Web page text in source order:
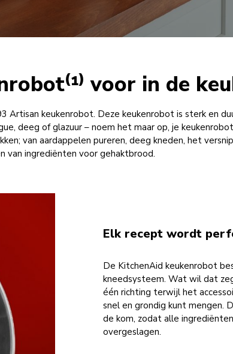
voor in de
Artisan keukenrobot. Deze keukenrobot is sterk en
deeg of glazuur – noem het maar op, je
van aardappelen pureren, deeg kneden, het
van ingrediënten voor gehaktbrood.
Elk recept wordt
De KitchenAid keukenrobot
kneedsysteem. Wat wil dat
één richting terwijl het
snel en grondig kunt mengen.
de kom, zodat alle
overgeslagen.